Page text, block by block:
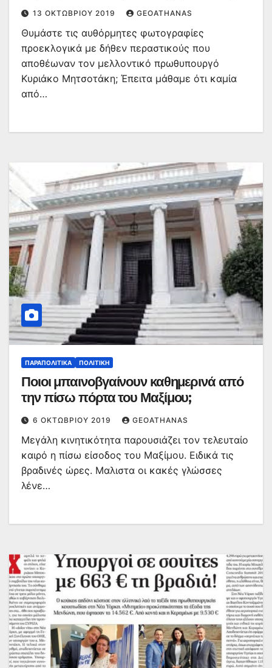
13 ΟΚΤΩΒΡΊΟΥ 2019 GEOATHANAS
Θυμάστε τις αυθόρμητες φωτογραφίες
προεκλογικά με δήθεν περαστικούς που
αποθέωναν τον μελλοντικό πρωθυπουργό
Κυριάκο Μητσοτάκη; Έπειτα μάθαμε ότι καμία
από…
ΠΑΡΑΠΟΛΙΤΙΚΆ ΠΟΛΙΤΙΚΉ
Ποιοι μπαινοβγαίνουν καθημερινά από
την πίσω πόρτα του Μαξίμου;
6 ΟΚΤΩΒΡΊΟΥ 2019 GEOATHANAS
Μεγάλη κινητικότητα παρουσιάζει τον τελευταίο
καιρό η πίσω είσοδος του Μαξίμου. Ειδικά τις
βραδινές ώρες. Μαλιστα οι κακές γλώσσες
λένε…